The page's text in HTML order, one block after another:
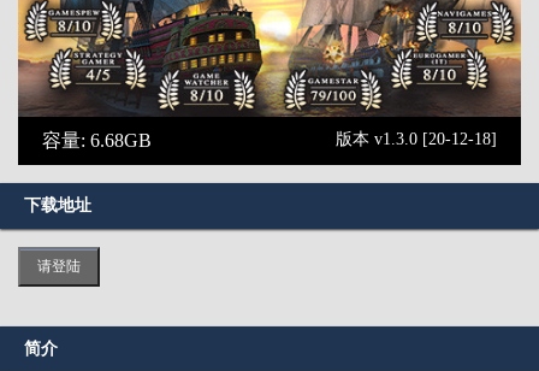
容量: 6.68GB 版本 v1.3.0 [20-12-18]
下载地址
请登陆
简介